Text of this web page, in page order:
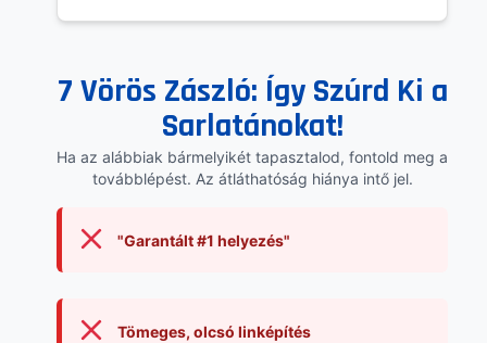
7 Vörös Zászló: Így Szúrd Ki a
Sarlatánokat!
Ha az alábbiak bármelyikét tapasztalod, fontold meg a
továbblépést. Az átláthatóság hiánya intő jel.
"Garantált #1 helyezés"
Tömeges, olcsó linképítés